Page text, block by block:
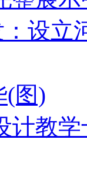
：设立
(图)
计教